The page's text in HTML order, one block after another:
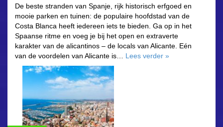
De beste stranden van Spanje, rijk historisch erfgoed en
mooie parken en tuinen: de populaire hoofdstad van de
Costa Blanca heeft iedereen iets te bieden. Ga op in het
Spaanse ritme en voeg je bij het open en extraverte
karakter van de alicantinos – de locals van Alicante. Eén
van de voordelen van Alicante is… Lees verder »